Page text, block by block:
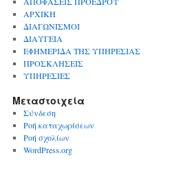
ΑΡΧΙΚΗ
ΔΙΑΓΩΝΙΣΜΟΙ
ΔΙΑΥΓΕΙΑ
ΕΦΗΜΕΡΙΔΑ ΤΗΣ ΥΠΗΡΕΣΙΑΣ
ΠΡΟΣΚΛΗΣΕΙΣ
ΥΠΗΡΕΣΙΕΣ
Μεταστοιχεία
Σύνδεση
Ροή καταχωρίσεων
Ροή σχολίων
WordPress.org